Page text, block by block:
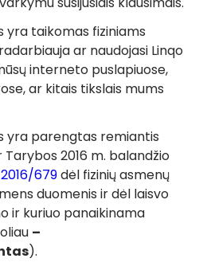
yra taikomas fiziniams
ar naudojasi Linqo
interneto puslapiuose,
ar kitais tikslais mums
yra parengtas remiantis
2016 m. balandžio
2016/679dėl fizinių asmenų
duomenis ir dėl laisvo
ir kuriuo panaikinama
–
).